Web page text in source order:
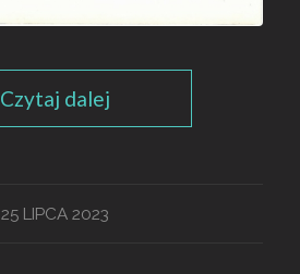
Czytaj dalej
25 LIPCA 2023